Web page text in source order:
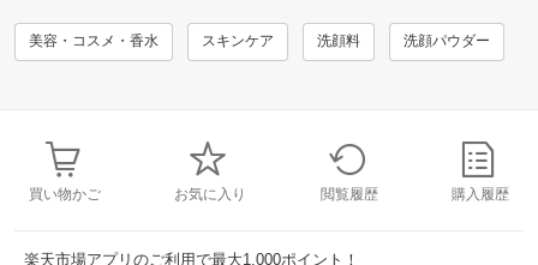
美容・コスメ・香水 スキンケア 洗顔料 洗顔パウダー
買い物かご お気に入り 閲覧履歴 購入履歴
楽天市場アプリのご利用で最大1,000ポイント！